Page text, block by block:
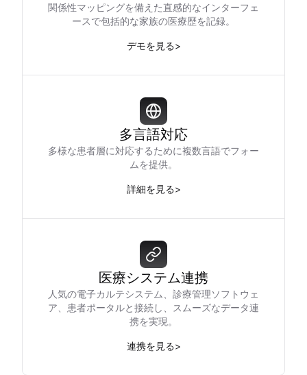
関係性マッピングを備えた直感的なインターフェ
ースで包括的な家族の医療歴を記録。
デモを見る>
多言語対応
多様な患者層に対応するために複数言語でフォー
ムを提供。
詳細を見る>
医療システム連携
人気の電子カルテシステム、診療管理ソフトウェ
ア、患者ポータルと接続し、スムーズなデータ連
携を実現。
連携を見る>